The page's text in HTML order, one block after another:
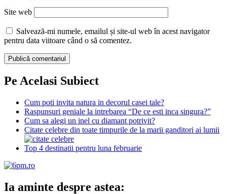
Site web
Salvează-mi numele, emailul și site-ul web în acest navigator
pentru data viitoare când o să comentez.
Pe Acelasi Subiect
Cum poti invita natura in decorul casei tale?
Raspunsuri geniale la intrebarea “De ce esti inca singura?”
Cum sa alegi un inel cu diamant potrivit?
Citate celebre din toate timpurile de la marii ganditori ai lumii
Top 4 destinatii pentru luna februarie
Ia aminte despre astea: